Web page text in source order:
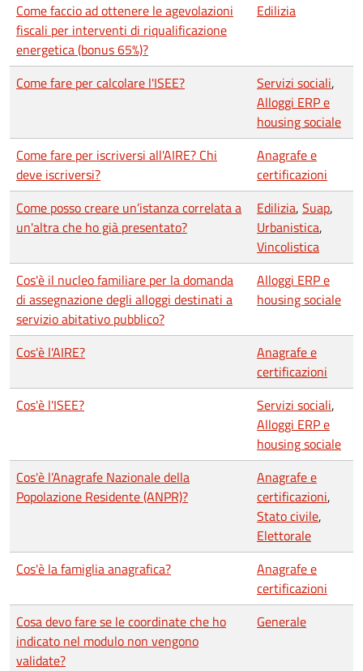
Come faccio ad ottenere le agevolazioni
fiscali per interventi di riqualificazione
energetica (bonus 65%)?
Edilizia
Come fare per calcolare l'ISEE? Servizi sociali,
Alloggi ERP e
housing sociale
Come fare per iscriversi all'AIRE? Chi
deve iscriversi?
Anagrafe e
certificazioni
Come posso creare un’istanza correlata a
un'altra che ho già presentato?
Edilizia, Suap,
Urbanistica,
Vincolistica
Cos'è il nucleo familiare per la domanda
di assegnazione degli alloggi destinati a
servizio abitativo pubblico?
Alloggi ERP e
housing sociale
Cos'è l'AIRE?
Anagrafe e
certificazioni
Cos'è l'ISEE?
Servizi sociali,
Alloggi ERP e
housing sociale
Cos'è l’Anagrafe Nazionale della
Popolazione Residente (ANPR)?
Anagrafe e
certificazioni,
Stato civile,
Elettorale
Cos'è la famiglia anagrafica?
Anagrafe e
certificazioni
Cosa devo fare se le coordinate che ho
indicato nel modulo non vengono
validate?
Generale